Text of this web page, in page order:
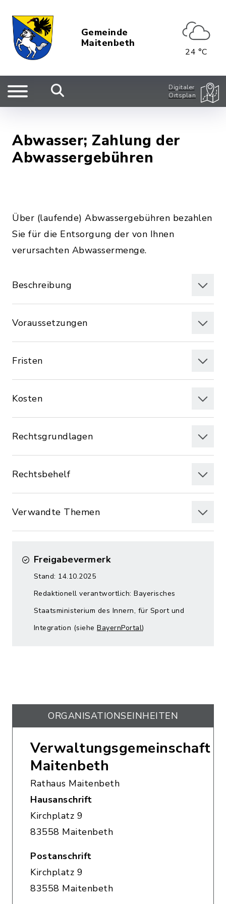
Gemeinde
Maitenbeth
24 °C
Digitaler
Ortsplan
Abwasser; Zahlung der
Abwassergebühren
Über (laufende) Abwassergebühren bezahlen
Sie für die Entsorgung der von Ihnen
verursachten Abwassermenge.
Beschreibung
Voraussetzungen
Fristen
Kosten
Rechtsgrundlagen
Rechtsbehelf
Verwandte Themen
Freigabevermerk
Stand: 14.10.2025
Redaktionell verantwortlich: Bayerisches
Staatsministerium des Innern, für Sport und
Integration (siehe BayernPortal)
ORGANISATIONS­EINHEITEN
Verwaltungsgemeinschaft
Maitenbeth
Rathaus Maitenbeth
Hausanschrift
Kirchplatz 9
83558 Maitenbeth
Postanschrift
Kirchplatz 9
83558 Maitenbeth